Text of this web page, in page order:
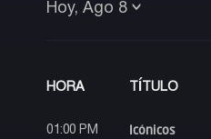
Hoy, Ago 8
HORA TÍTULO
01:00 PM Icónicos